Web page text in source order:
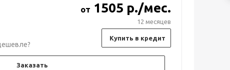
от 1505 р./мес.
12 месяцев
Купить в кредит
Заказать